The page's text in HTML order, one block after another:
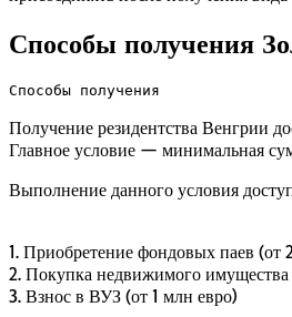
Способы получения
Способы получения
Получение резидентства Венгрии
Главное условие — минимальная
Выполнение данного условия
1. Приобретение фондовых паев (от
2. Покупка недвижимого имущества
3. Взнос в ВУЗ (от 1 млн евро)